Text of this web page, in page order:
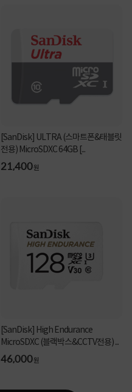
[SanDisk] ULTRA (스마트폰&태블릿
전용) MicroSDXC 64GB [...
21,400원
[SanDisk] High Endurance
MicroSDXC (블랙박스&CCTV전용) ...
46,000원